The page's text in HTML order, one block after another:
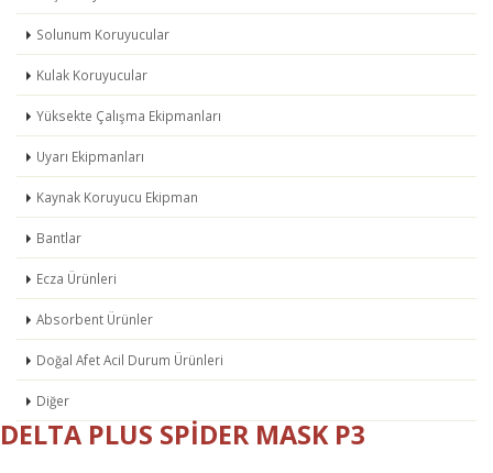
Solunum Koruyucular
Kulak Koruyucular
Yüksekte Çalışma Ekipmanları
Uyarı Ekipmanları
Kaynak Koruyucu Ekipman
Bantlar
Ecza Ürünleri
Absorbent Ürünler
Doğal Afet Acil Durum Ürünleri
Diğer
DELTA PLUS SPIDER MASK P3